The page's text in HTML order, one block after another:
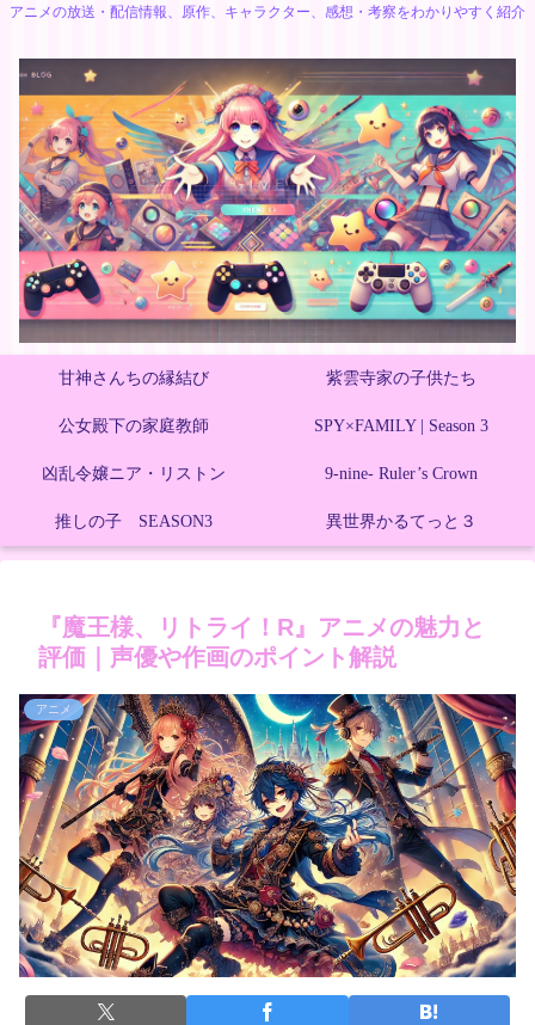
アニメの放送・配信情報、原作、キャラクター、感想・考察をわかりやすく紹介
甘神さんちの縁結び 紫雲寺家の子供たち
公女殿下の家庭教師 SPY×FAMILY | Season 3
凶乱令嬢ニア・リストン 9-nine- Ruler’s Crown
推しの子 SEASON3 異世界かるてっと３
『魔王様、リトライ！R』アニメの魅力と
評価｜声優や作画のポイント解説
アニメ